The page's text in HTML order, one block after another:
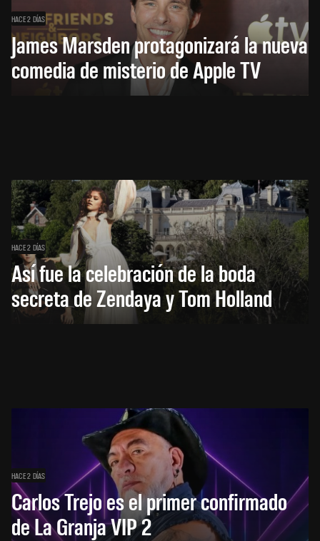
HACE 2 DÍAS
James Marsden protagonizará la nueva
comedia de misterio de Apple TV
HACE 2 DÍAS
Así fue la celebración de la boda
secreta de Zendaya y Tom Holland
HACE 2 DÍAS
Carlos Trejo es el primer confirmado
de La Granja VIP 2